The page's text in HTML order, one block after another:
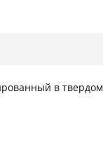
в твердом